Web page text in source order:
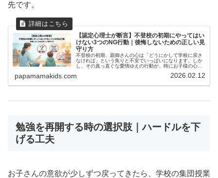
先です。
【認定心理士が断言】不登校の初期にやってはい
けない3つのNG行動｜後悔しないための正しい見
守り方
不登校の初期、親御さんの心は「どうにかして学校に戻さ
なければ」という焦りと不安でいっぱいになります。しか
し、その真っ直ぐな愛情ゆえの行動が、時にお子様の心を
の免許を持ち、現在は認定心理士と...
papamamakids.com 2026.02.12
勉強を再開する時の選択肢｜ハードルを下
げる工夫
お子さんの意欲が少しずつ戻ってきたら、学校の集団授業